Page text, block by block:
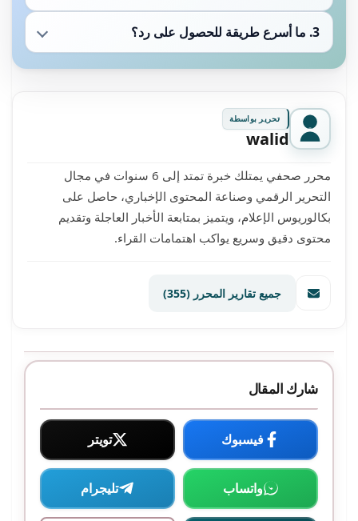
3. ما أسرع طريقة للحصول على رد؟
تحرير بواسطة
walid
محرر صحفي يمتلك خبرة تمتد إلى 6 سنوات في مجال
التحرير الرقمي وصناعة المحتوى الإخباري، حاصل على
بكالوريوس الإعلام، ويتميز بمتابعة الأخبار العاجلة وتقديم
محتوى دقيق وسريع يواكب اهتمامات القراء.
جميع تقارير المحرر (355)
شارك المقال
فيسبوك تويتر
واتساب تليجرام